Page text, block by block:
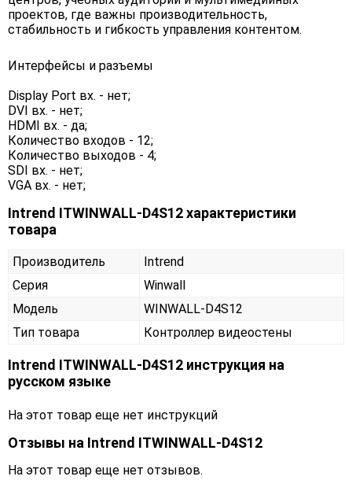
проектов, где важны производительность,
стабильность и гибкость управления контентом.
Интерфейсы и разъемы
Display Port вх. - нет;
DVI вх. - нет;
HDMI вх. - да;
Количество входов - 12;
Количество выходов - 4;
SDI вх. - нет;
VGA вх. - нет;
Intrend ITWINWALL-D4S12 характеристики
товара
Производитель
Intrend
Серия
Winwall
Модель
WINWALL-D4S12
Тип товара
Контроллер видеостены
Intrend ITWINWALL-D4S12 инструкция на
русском языке
На этот товар еще нет инструкций
Отзывы на Intrend ITWINWALL-D4S12
На этот товар еще нет отзывов.